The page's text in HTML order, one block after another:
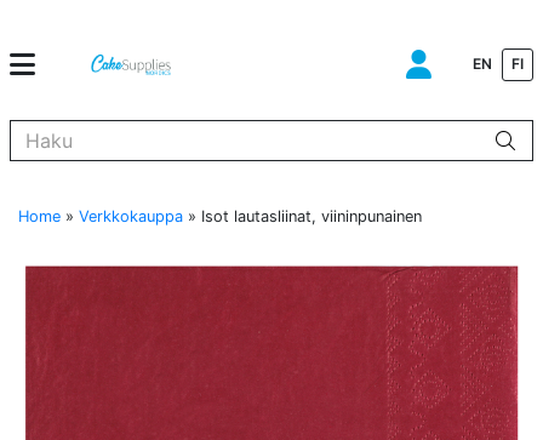
EN FI
Home » Verkkokauppa » Isot lautasliinat, viininpunainen